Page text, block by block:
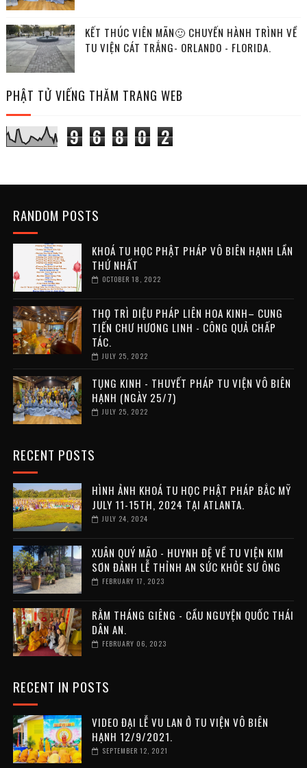
KẾT THÚC VIÊN MÃN🙂 CHUYẾN HÀNH TRÌNH VỀ
TU VIỆN CÁT TRẮNG- ORLANDO - FLORIDA.
PHẬT TỬ VIẾNG THĂM TRANG WEB
9 6 8 0 2
RANDOM POSTS
KHOÁ TU HỌC PHẬT PHÁP VÔ BIÊN HẠNH LẦN
THỨ NHẤT
OCTOBER 18, 2022
THỌ TRÌ DIỆU PHÁP LIÊN HOA KINH– CUNG
TIẾN CHƯ HƯƠNG LINH - CÔNG QUẢ CHẤP
TÁC.
JULY 25, 2022
TỤNG KINH - THUYẾT PHÁP TU VIỆN VÔ BIÊN
HẠNH (NGÀY 25/7)
JULY 25, 2022
RECENT POSTS
HÌNH ẢNH KHOÁ TU HỌC PHẬT PHÁP BẮC MỸ
JULY 11-15TH, 2024 TẠI ATLANTA.
JULY 24, 2024
XUÂN QUÝ MÃO - HUYNH ĐỆ VỀ TU VIỆN KIM
SƠN ĐẢNH LỄ THỈNH AN SỨC KHỎE SƯ ÔNG
FEBRUARY 17, 2023
RẰM THÁNG GIÊNG - CẦU NGUYỆN QUỐC THÁI
DÂN AN.
FEBRUARY 06, 2023
RECENT IN POSTS
VIDEO ĐẠI LỄ VU LAN Ở TU VIỆN VÔ BIÊN
HẠNH 12/9/2021.
SEPTEMBER 12, 2021